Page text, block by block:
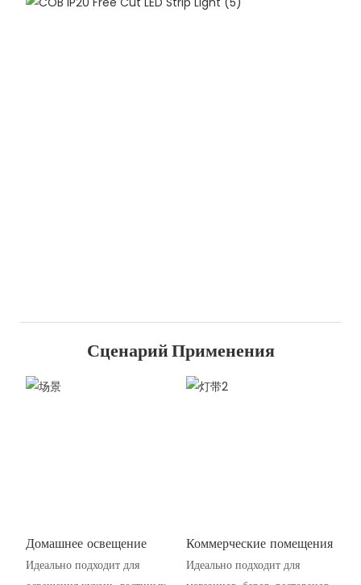
Сценарий Применения
Домашнее освещение
Идеально подходит для
Коммерческие помещения
Идеально подходит для